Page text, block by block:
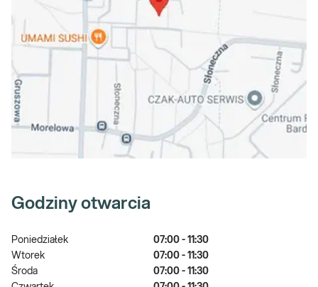
Godziny otwarcia
Poniedziałek
07:00 - 11:30
Wtorek
07:00 - 11:30
Środa
07:00 - 11:30